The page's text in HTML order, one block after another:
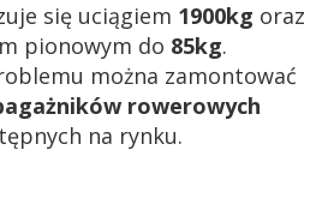
się uciągiem 1900kg oraz
pionowym do 85kg.
można zamontować
rowerowych
na rynku.